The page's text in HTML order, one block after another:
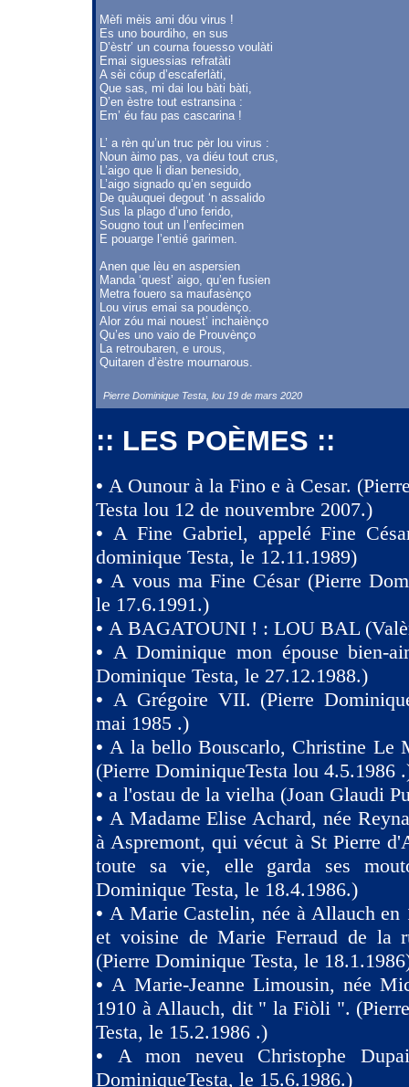
Mèfi mèis ami dóu virus !
Es uno bourdiho, en sus
D’èstr’ un courna fouesso voulàti
Emai siguessias refratàti
A sèi cóup d’escaferlàti,
Que sas, mi dai lou bàti bàti,
D’en èstre tout estransina :
Em’ éu fau pas cascarina !
L’ a rèn qu’un truc pèr lou virus :
Noun àimo pas, va diéu tout crus,
L’aigo que li dian benesido,
L’aigo signado qu’en seguido
De quàuquei degout ‘n assalido
Sus la plago d’uno ferido,
Sougno tout un l’enfecimen
E pouarge l’entié garimen.
Anen que lèu en aspersien
Manda ‘quest’ aigo, qu’en fusien
Metra fouero sa maufasènço
Lou virus emai sa poudènço.
Alor zóu mai nouest’ inchaiènço
Qu’es uno vaio de Prouvènço
La retroubaren, e urous,
Quitaren d’èstre mournarous.
Pierre Dominique Testa, lou 19 de mars 2020
:: LES POÈMES ::
• A Ounour à la Fino e à Cesar.
Testa lou 12 de nouvembre 2007.)
• A Fine Gabriel, appelé Fine
dominique Testa, le 12.11.1989)
•A vous ma Fine César (Pierre
le 17.6.1991.)
• A BAGATOUNI ! : LOU BAL
• A Dominique mon épouse bien-
Dominique Testa, le 27.12.1988.)
• A Grégoire VII. (Pierre
mai 1985 .)
•A la bello Bouscarlo, Christine Le
(Pierre DominiqueTesta lou 4.5.1986
• a l'ostau de la vielha (Joan Glaudi
• A Madame Elise Achard, née
à Aspremont, qui vécut à St Pierre
toute sa vie, elle garda ses
Dominique Testa, le 18.4.1986.)
• A Marie Castelin, née à Allauch en
et voisine de Marie Ferraud de la
(Pierre Dominique Testa, le
•A Marie-Jeanne Limousin, née
1910 à Allauch, dit " la Fiòli ".
Testa, le 15.2.1986 .)
• A mon neveu Christophe
DominiqueTesta, le 15.6.1986.)